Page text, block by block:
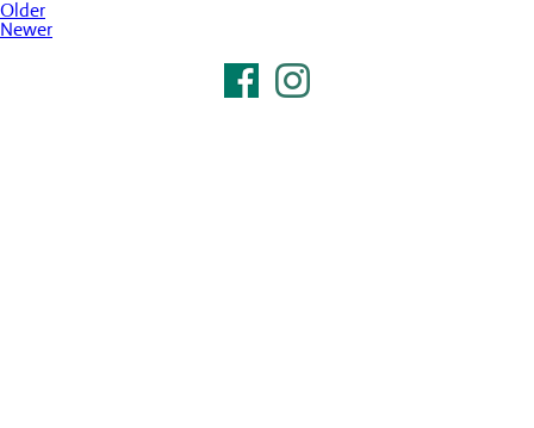
Older
Newer